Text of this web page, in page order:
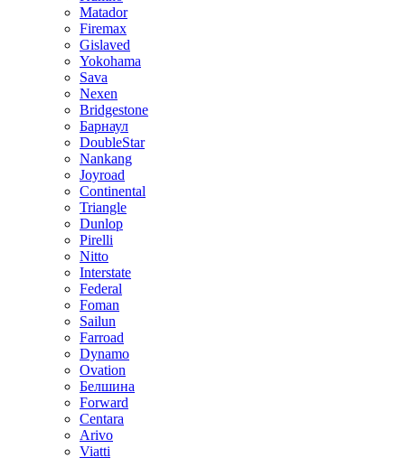
Matador
Firemax
Gislaved
Yokohama
Sava
Nexen
Bridgestone
Барнаул
DoubleStar
Nankang
Joyroad
Continental
Triangle
Dunlop
Pirelli
Nitto
Interstate
Federal
Foman
Sailun
Farroad
Dynamo
Ovation
Белшина
Forward
Centara
Arivo
Viatti